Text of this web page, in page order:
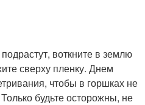
воткните в землю
сверху пленку. Днем
чтобы в горшках не
будьте осторожны, не